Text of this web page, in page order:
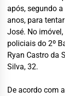
após, segundo
anos, para
José. No
policiais do 2º
Ryan Castro da
Silva, 32.
De acordo com